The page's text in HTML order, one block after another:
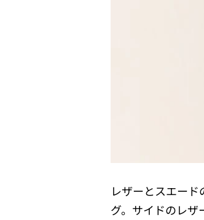
レザーとスエー
グ。サイドのレザ